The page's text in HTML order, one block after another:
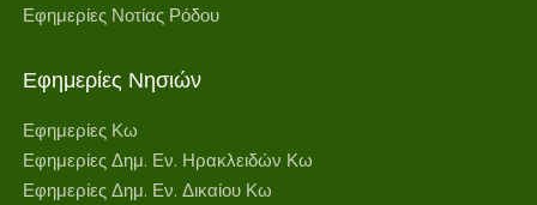
Εφημερίες Νοτίας Ρόδου
Εφημερίες Νησιών
Εφημερίες Κω
Εφημερίες Δημ. Εν. Ηρακλειδών Κω
Εφημερίες Δημ. Εν. Δικαίου Κω